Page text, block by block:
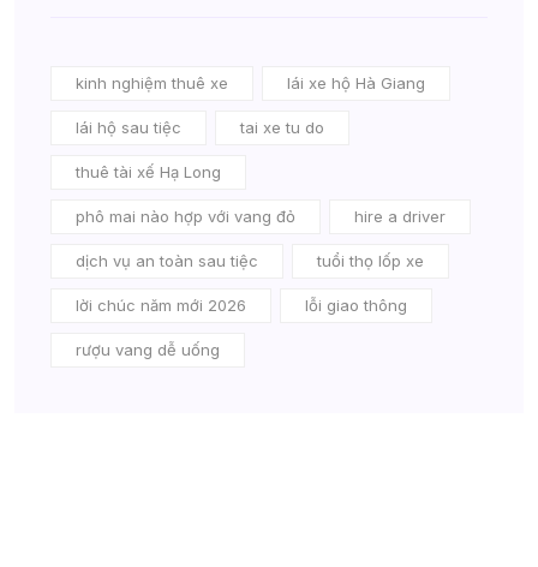
kinh nghiệm thuê xe lái xe hộ Hà Giang
lái hộ sau tiệc tai xe tu do
thuê tài xế Hạ Long
phô mai nào hợp với vang đỏ hire a driver
dịch vụ an toàn sau tiệc tuổi thọ lốp xe
lời chúc năm mới 2026 lỗi giao thông
rượu vang dễ uống